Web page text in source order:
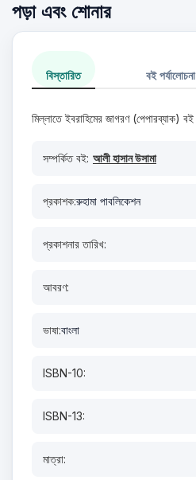
পড়া এবং শোনার
বিস্তারিত বই পর্যালোচনা
মিল্লাতে ইবরাহিমের জাগরণ (পেপারব্যাক) বই
সম্পর্কিত বই: আলী হাসান উসামা
প্রকাশক:রুহামা পাবলিকেশন
প্রকাশনার তারিখ:
আবরণ:
ভাষা:বাংলা
ISBN-10:
ISBN-13:
মাত্রা: